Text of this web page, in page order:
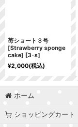
苺ショート３号
[Strawberry sponge
cake] [3-s]
¥2,000(税込)
ホーム
ショッピングカート